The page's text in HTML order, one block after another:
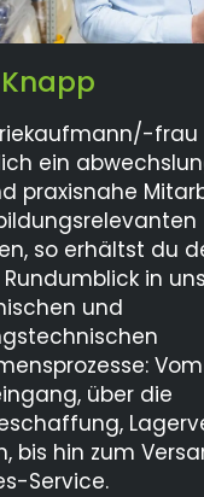
ein
praxisnahe
so erhältst du
in
und
Vom
über die
bis hin zum
Service.